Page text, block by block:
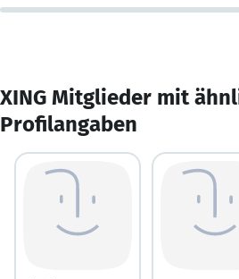
XING Mitglieder mit
Profilangaben